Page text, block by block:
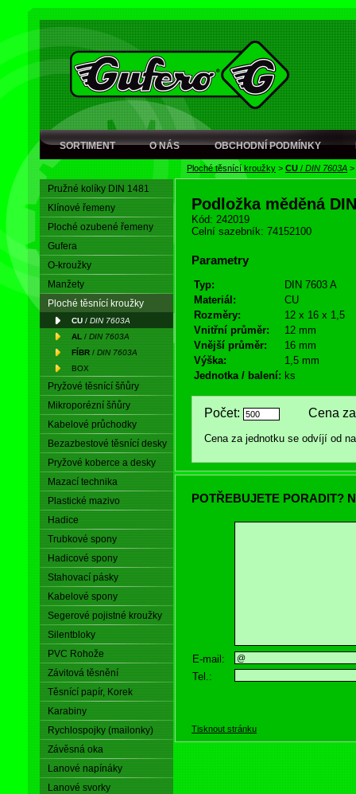
SORTIMENT O NÁS OBCHODNÍ PODMÍNKY
Ploché těsnící kroužky > CU / DIN 7603A >
Pružné kolíky DIN 1481
Klínové řemeny
Ploché ozubené řemeny
Gufera
O-kroužky
Manžety
Ploché těsnící kroužky
CU / DIN 7603A
AL / DIN 7603A
FÍBR / DIN 7603A
BOX
Pryžové těsnící šňůry
Mikroporézní šňůry
Kabelové průchodky
Bezazbestové těsnící desky
Pryžové koberce a desky
Mazací technika
Plastické mazivo
Hadice
Trubkové spony
Hadicové spony
Stahovací pásky
Kabelové spony
Segerové pojistné kroužky
Silentbloky
PVC Rohože
Závitová těsnění
Těsnící papír, Korek
Karabiny
Rychlospojky (mailonky)
Závěsná oka
Lanové napínáky
Lanové svorky
Podložka měděná
Kód: 242019
Celní sazebník: 74152100
Parametry
Typ:
DIN 7603 A
Materiál:
CU
Rozměry:
12 x 16 x 1,5
Vnitřní průměr:
12 mm
Vnější průměr:
16 mm
Výška:
1,5 mm
Jednotka / balení: ks
Počet: Cena za
Cena za jednotku se odvíjí od
POTŘEBUJETE PORADIT?
E-mail:
Tel.:
Tisknout stránku